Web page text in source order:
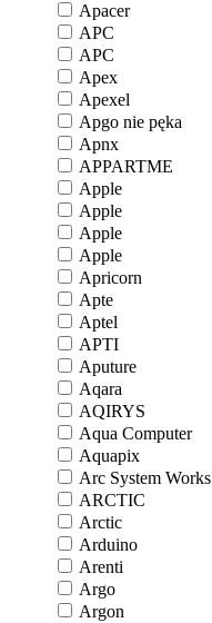
Apacer
APC
APC
Apex
Apexel
Apgo nie pęka
Apnx
APPARTME
Apple
Apple
Apple
Apple
Apricorn
Apte
Aptel
APTI
Aputure
Aqara
AQIRYS
Aqua Computer
Aquapix
Arc System Works
ARCTIC
Arctic
Arduino
Arenti
Argo
Argon